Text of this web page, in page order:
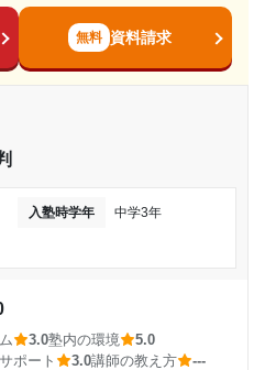
わらず、第一志望の大学に
していた英語の成績も伸
業以外のコミュニケーション等)
かりしていました。特に夏休
)
ものの、提供してくれるサービ
妥当であったと考えるから。
元を全て授業で勉強すること
にほぼ無くすことができたか
ないよう定期的に窓を開けて
無料 資料請求
入塾時学年
中学3年
3.0塾内の環境
5.0
ポート 3.0講師の教え方 ---